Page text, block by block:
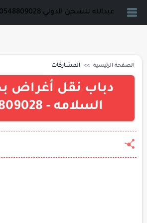
عبدالله للشحن الدولي 0548809028
الصفحة الرئيسية المشاركات
دباب نقل أغراض
السلامه - 0548809028